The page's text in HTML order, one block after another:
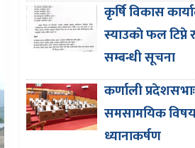
कृर्षि विकास
स्याउकाे फल टिप्ने
सम्बन्धी सूचना
कर्णाली प्रदेशसभाः
समसामयिक
ध्यानाकर्षण